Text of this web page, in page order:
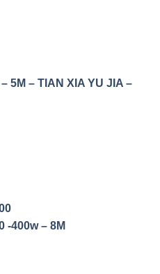
5M – TIAN XIA YU JIA –
-400w – 8M